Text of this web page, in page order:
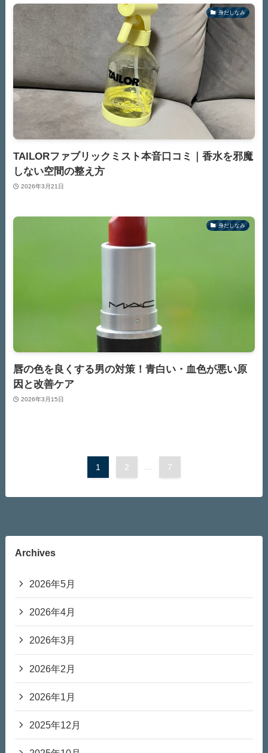
身だしなみ
TAILORファブリックミスト本音口コミ｜香水を邪魔
しない空間の整え方
2026年3月21日
身だしなみ
唇の色を良くする男の対策！青白い・血色が悪い原
因と改善ケア
2026年3月15日
1 2 7
Archives
2026年5月
2026年4月
2026年3月
2026年2月
2026年1月
2025年12月